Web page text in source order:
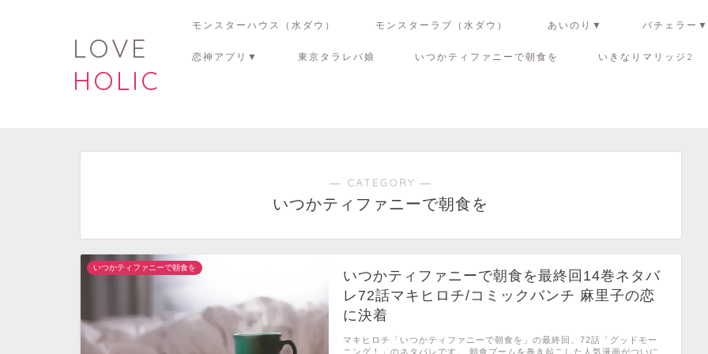
LOVE
HOLIC
モンスターハウス（水ダウ） モンスターラブ（水ダウ） あいのり▼ バチェラー▼
恋神アプリ▼ 東京タラレバ娘 いつかティファニーで朝食を いきなりマリッジ2
― CATEGORY ―
いつかティファニーで朝食を
いつかティファニーで朝食を
いつかティファニーで朝食を最終回14巻ネタバ
レ72話マキヒロチ/コミックバンチ 麻里子の恋
に決着
マキヒロチ「いつかティファニーで朝食を」の最終回、72話「グッドモー
ニング！」のネタバレです。 朝食ブームを巻き起こした人気漫画がついに